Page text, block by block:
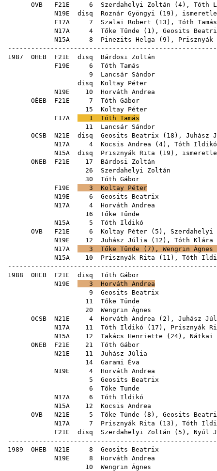
OVB F21E 6 Szerdahelyi Zoltán ( 4), Tóth
N19E disq Roznár Gyöngyi ( 19 ),
F17A 7 Szalai Robert ( 13 ), Tóth Tamás
N17A 4 Tőke Tünde ( 1 ), Geosits
N15A 8 Pinezits Helga ( 9 ), Prisznyák
1987 OHEB F21E disq
Bárdosi Zoltán
F19E 6
Tóth Tamás
9
Lancsár Sándor
disq
Koltay Péter
N19E 10
Horváth Andrea
OÉEB F21E 7
Tóth Gábor
15
Koltay Péter
F17A
1
Tóth Tamás
11
Lancsár Sándor
OCSB N21E disq Geosits Beatrix ( 18 ), Juhász
N17A 4 Kocsis Andrea ( 4), Tóth Ildikó
N15A disq Prisznyák Rita ( 19 ),
ONEB F21E 17
Bárdosi Zoltán
26
Szerdahelyi Zoltán
30
Tóth Gábor
F19E
3
Koltay Péter
N19E 6
Geosits Beatrix
N17A 4
Horváth Andrea
16
Tőke Tünde
N15A 5
Tóth Ildikó
OVB F21E 6 Koltay Péter ( 5 ), Szerdahelyi
N19E 12 Juhász Júlia ( 12 ), Tóth Klára
N17A
3 Tőke Tünde ( 7 ), Wengrin Ágnes
N15A 10 Prisznyák Rita ( 11 ), Tóth
1988 OHEB F21E disq
Tóth Gábor
N19E
3
Horváth Andrea
9
Geosits Beatrix
11
Tőke Tünde
20
Wengrin Ágnes
OCSB N21E 4 Horváth Andrea ( 2 ), Juhász
N17A 11 Tóth Ildikó ( 17 ), Prisznyák
N15A 12 Takács Henriette ( 24), Nátkai
ONEB F21E 21
Tóth Gábor
N21E 11
Juhász Júlia
14
Garami Éva
N19E 4
Horváth Andrea
5
Geosits Beatrix
6
Tőke Tünde
N17A 6
Tóth Ildikó
N15A 12
Kocsis Andrea
OVB N21E 5 Tőke Tünde ( 8 ), Geosits
N17A 7 Prisznyák Rita ( 13 ), Tóth
F21E disq Szerdahelyi Zoltán ( 5 ), Nyúl
1989 OHEB N21E 8
Geosits Beatrix
N19E 8
Horváth Andrea
10
Wengrin Ágnes